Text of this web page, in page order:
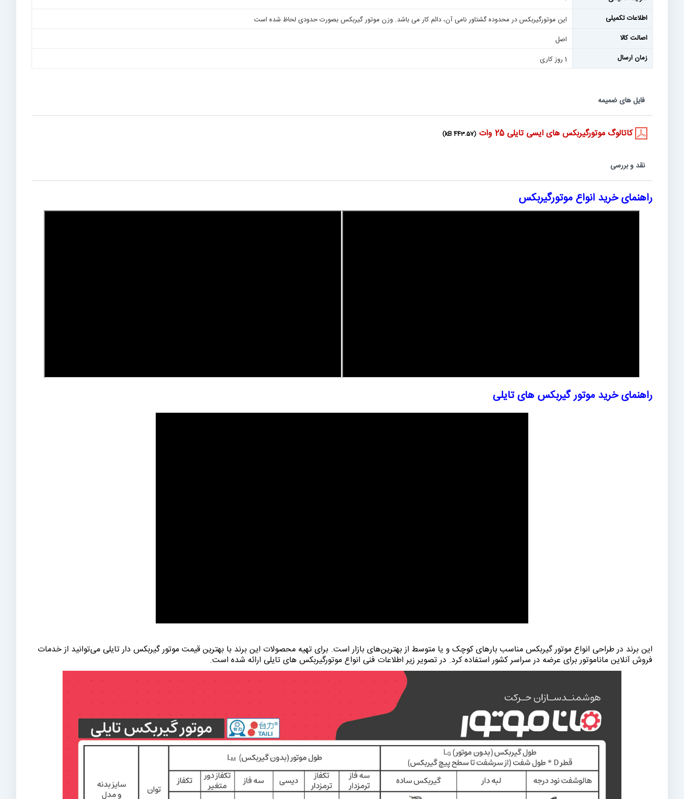
اطلاعات تکمیلی
این موتورگیربکس در محدوده گشتاور نامی آن، دائم کار می باشد. وزن موتور گیربکس بصورت حدودی لحاظ شده است
اصالت کالا
اصل
زمان ارسال
1 روز کاری
فایل های ضمیمه
کاتالوگ موتورگیربکس های ایسی تایلی 25 وات (443.57 kB)
نقد و بررسی
راهنمای خرید انواع موتورگیربکس
راهنمای خرید موتور گیربکس های تایلی
این برند در طراحی انواع موتور گیربکس مناسب بارهای کوچک و یا متوسط از بهترین‌های بازار است. برای تهیه محصولات این برند با بهترین قیمت موتور گیربکس دار تایلی می‌توانید از خدمات
فروش آنلاین ماناموتور برای عرضه در سراسر کشور استفاده کرد. در تصویر زیر اطلاعات فنی انواع موتورگیربکس های تایلی ارائه شده است.